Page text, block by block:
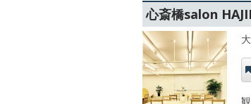
心斎橋salon